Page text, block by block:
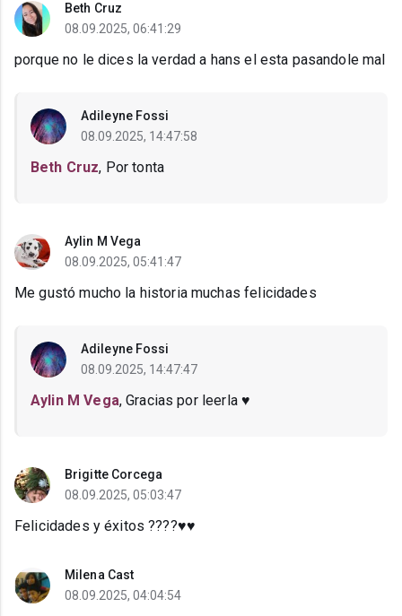
Beth Cruz
08.09.2025, 06:41:29
porque no le dices la verdad a hans el esta pasandole mal
Adileyne Fossi
08.09.2025, 14:47:58
Beth Cruz, Por tonta
Aylin M Vega
08.09.2025, 05:41:47
Me gustó mucho la historia muchas felicidades
Adileyne Fossi
08.09.2025, 14:47:47
Aylin M Vega, Gracias por leerla ♥️
Brigitte Corcega
08.09.2025, 05:03:47
Felicidades y éxitos ????♥️♥️
Milena Cast
08.09.2025, 04:04:54